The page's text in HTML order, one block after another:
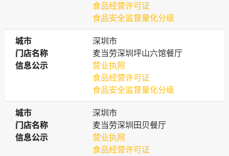
食品经营许可证
食品安全监督量化分级
城市
城市
深圳市
门店名称
门店名称
麦当劳深圳坪山六馆餐厅
信息公示
信息公示
营业执照
食品经营许可证
食品安全监督量化分级
城市
城市
深圳市
门店名称
门店名称
麦当劳深圳田贝餐厅
信息公示
信息公示
营业执照
食品经营许可证